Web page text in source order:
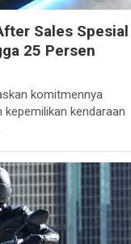
Sales Spesial
25 Persen
komitmennya
kendaraan